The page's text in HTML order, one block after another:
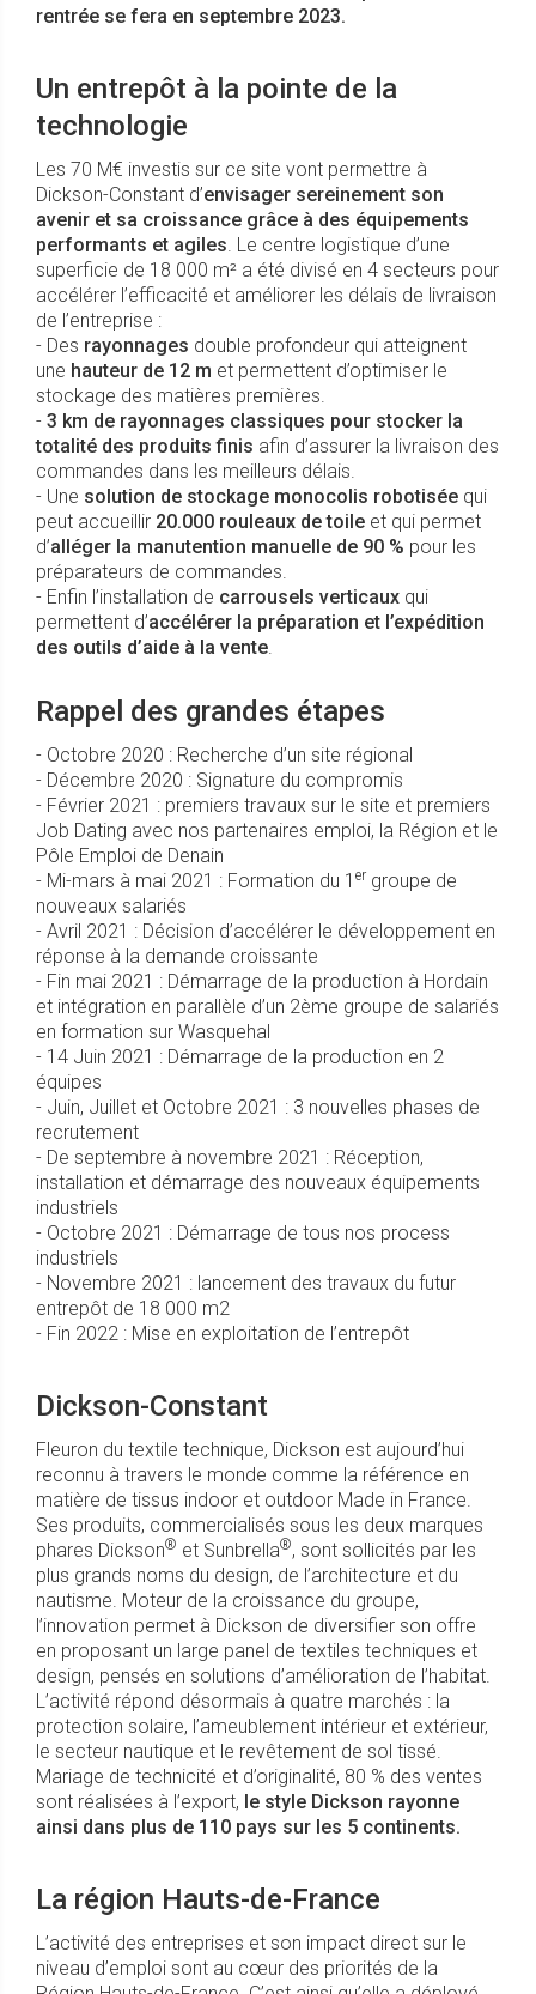
rentrée se fera en septembre 2023.
Un entrepôt à la pointe de la
technologie
Les 70 M€ investis sur ce site vont permettre à
Dickson-Constant d’envisager sereinement son
avenir et sa croissance grâce à des équipements
performants et agiles. Le centre logistique d’une
superficie de 18 000 m² a été divisé en 4 secteurs pour
accélérer l’efficacité et améliorer les délais de livraison
de l’entreprise :
- Des rayonnages double profondeur qui atteignent
une hauteur de 12 m et permettent d’optimiser le
stockage des matières premières.
- 3 km de rayonnages classiques pour stocker la
totalité des produits finis afin d’assurer la livraison des
commandes dans les meilleurs délais.
- Une solution de stockage monocolis robotisée qui
peut accueillir 20.000 rouleaux de toile et qui permet
d’alléger la manutention manuelle de 90 % pour les
préparateurs de commandes.
- Enfin l’installation de carrousels verticaux qui
permettent d’accélérer la préparation et l’expédition
des outils d’aide à la vente.
Rappel des grandes étapes
- Octobre 2020 : Recherche d’un site régional
- Décembre 2020 : Signature du compromis
- Février 2021 : premiers travaux sur le site et premiers
Job Dating avec nos partenaires emploi, la Région et le
Pôle Emploi de Denain
- Mi-mars à mai 2021 : Formation du 1 er groupe de
nouveaux salariés
- Avril 2021 : Décision d’accélérer le développement en
réponse à la demande croissante
- Fin mai 2021 : Démarrage de la production à Hordain
et intégration en parallèle d’un 2ème groupe de salariés
en formation sur Wasquehal
- 14 Juin 2021 : Démarrage de la production en 2
équipes
- Juin, Juillet et Octobre 2021 : 3 nouvelles phases de
recrutement
- De septembre à novembre 2021 : Réception,
installation et démarrage des nouveaux équipements
industriels
- Octobre 2021 : Démarrage de tous nos process
industriels
- Novembre 2021 : lancement des travaux du futur
entrepôt de 18 000 m2
- Fin 2022 : Mise en exploitation de l’entrepôt
Dickson-Constant
Fleuron du textile technique, Dickson est aujourd’hui
reconnu à travers le monde comme la référence en
matière de tissus indoor et outdoor Made in France.
Ses produits, commercialisés sous les deux marques
phares Dickson® et Sunbrella®, sont sollicités par les
plus grands noms du design, de l’architecture et du
nautisme. Moteur de la croissance du groupe,
l’innovation permet à Dickson de diversifier son offre
en proposant un large panel de textiles techniques et
design, pensés en solutions d’amélioration de l’habitat.
L’activité répond désormais à quatre marchés : la
protection solaire, l’ameublement intérieur et extérieur,
le secteur nautique et le revêtement de sol tissé.
Mariage de technicité et d’originalité, 80 % des ventes
sont réalisées à l’export, le style Dickson rayonne
ainsi dans plus de 110 pays sur les 5 continents.
La région Hauts-de-France
L’activité des entreprises et son impact direct sur le
niveau d’emploi sont au cœur des priorités de la